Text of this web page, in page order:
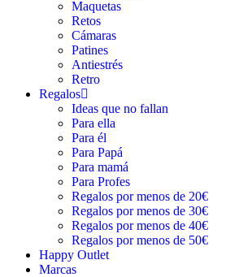
Maquetas
Retos
Cámaras
Patines
Antiestrés
Retro
Regalos
Ideas que no fallan
Para ella
Para él
Para Papá
Para mamá
Para Profes
Regalos por menos de 20€
Regalos por menos de 30€
Regalos por menos de 40€
Regalos por menos de 50€
Happy Outlet
Marcas